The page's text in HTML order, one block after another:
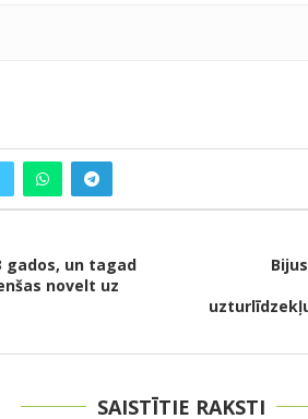
gados, un tagad
novelt uz
SAISTĪTIE RAKSTI